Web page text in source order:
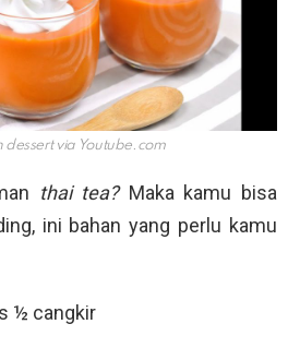
dessert viaYoutube.com
thai tea? Maka kamu bisa
ini bahan yang perlu kamu
½ cangkir